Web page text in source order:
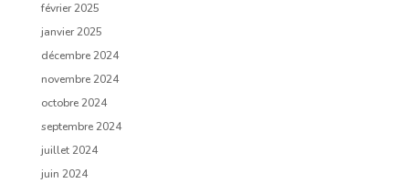
février 2025
janvier 2025
décembre 2024
novembre 2024
octobre 2024
septembre 2024
juillet 2024
juin 2024